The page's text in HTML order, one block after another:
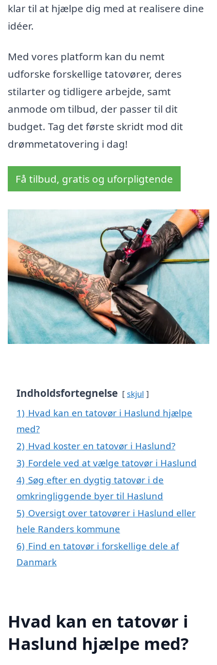
klar til at hjælpe dig med at realisere dine
idéer.
Med vores platform kan du nemt
udforske forskellige tatovører, deres
stilarter og tidligere arbejde, samt
anmode om tilbud, der passer til dit
budget. Tag det første skridt mod dit
drømmetatovering i dag!
Få tilbud, gratis og uforpligtende
Indholdsfortegnelse skjul
1) Hvad kan en tatovør i Haslund hjælpe
med?
2) Hvad koster en tatovør i Haslund?
3) Fordele ved at vælge tatovør i Haslund
4) Søg efter en dygtig tatovør i de
omkringliggende byer til Haslund
5) Oversigt over tatovører i Haslund eller
hele Randers kommune
6) Find en tatovør i forskellige dele af
Danmark
Hvad kan en tatovør i
Haslund hjælpe med?